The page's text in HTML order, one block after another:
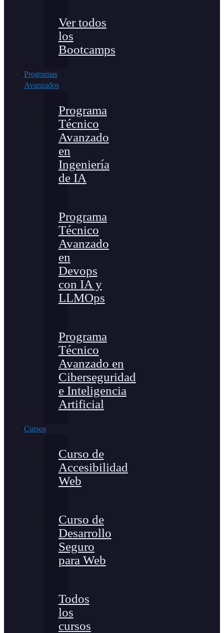
Ver todos
los
Bootcamps
Programas
Avanzados
Programa
Técnico
Avanzado
en
Ingeniería
de IA
Programa
Técnico
Avanzado
en
Devops
con IA y
LLMOps
Programa
Técnico
Avanzado en
Ciberseguridad
e Inteligencia
Artificial
Cursos
Curso de
Accesibilidad
Web
Curso de
Desarrollo
Seguro
para Web
Todos
los
cursos